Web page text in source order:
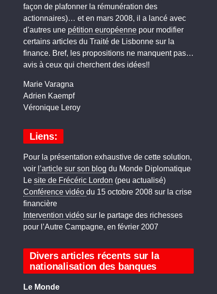
façon de plafonner la rémunération des
actionnaires)… et en mars 2008, il a lancé avec
d’autres une pétition européenne pour modifier
certains articles du Traité de Lisbonne sur la
finance. Bref, les propositions ne manquent pas…
avis à ceux qui cherchent des idées!!
Marie Varagna
Adrien Kaempf
Véronique Leroy
Liens:
Pour la présentation exhaustive de cette solution,
voir l’article sur son blog du Monde Diplomatique
Le site de Frécéric Lordon (peu actualisé)
Conférence vidéo du 15 octobre 2008 sur la crise
financière
Intervention vidéo sur le partage des richesses
pour l’Autre Campagne, en février 2007
Divers articles récents sur la
nationalisation des banques
Le Monde